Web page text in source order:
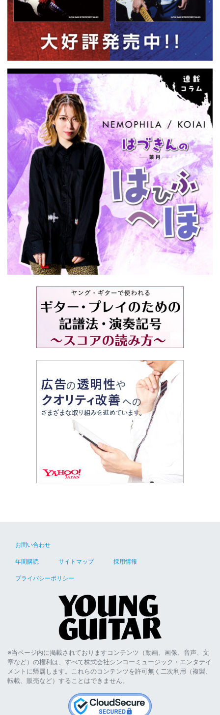
お問い合わせ
年間購読 サイトマップ 採用情報
プライバシーポリシー
※当ページ内に掲載されておりますコンテンツ（動画、画像、音声、文
章など）の権利は、すべて株式会社シンコーミュージック・エンタテイ
メントに帰属します。これらのコンテンツを許可無く二次利用（複製、
転載、販売など）することはできません。